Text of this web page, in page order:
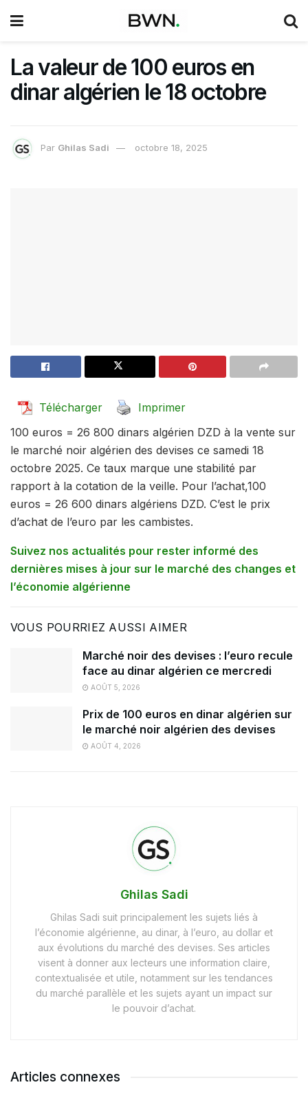
La valeur de 100 euros en
dinar algérien le 18 octobre
Par Ghilas Sadi octobre 18, 2025
Télécharger
Imprimer
100 euros = 26 800 dinars algérien DZD à la vente sur
le marché noir algérien des devises ce samedi 18
octobre 2025. Ce taux marque une stabilité par
rapport à la cotation de la veille. Pour l’achat,100
euros = 26 600 dinars algériens DZD. C’est le prix
d’achat de l’euro par les cambistes.
Suivez nos actualités pour rester informé des
dernières mises à jour sur le marché des changes et
l’économie algérienne
VOUS POURRIEZ AUSSI AIMER
Marché noir des devises : l’euro recule
face au dinar algérien ce mercredi
AOÛT 5, 2026
Prix de 100 euros en dinar algérien sur
le marché noir algérien des devises
AOÛT 4, 2026
Ghilas Sadi
Ghilas Sadi suit principalement les sujets liés à
l’économie algérienne, au dinar, à l’euro, au dollar et
aux évolutions du marché des devises. Ses articles
visent à donner aux lecteurs une information claire,
contextualisée et utile, notamment sur les tendances
du marché parallèle et les sujets ayant un impact sur
le pouvoir d’achat.
Articles connexes